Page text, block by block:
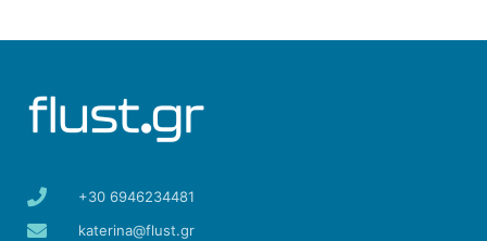
+30 6946234481
katerina@flust.gr